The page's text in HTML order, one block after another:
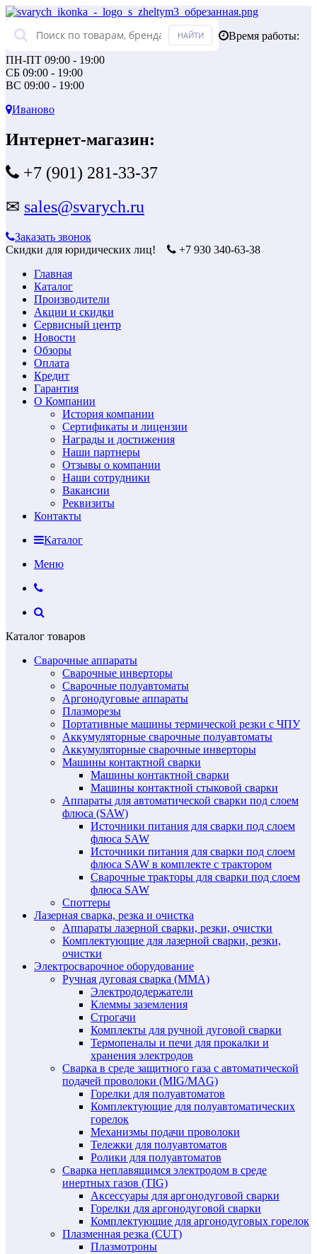
Время работы:
ПН-ПТ 09:00 - 19:00
СБ 09:00 - 19:00
ВС 09:00 - 19:00
Иваново
Интернет-магазин:
+7 (901) 281-33-37
✉ sales@svarych.ru
Заказать звонок
Скидки для юридических лиц!
+7 930 340-63-38
Главная
Каталог
Производители
Акции и скидки
Сервисный центр
Новости
Обзоры
Оплата
Кредит
Гарантия
О Компании
История компании
Сертификаты и лицензии
Награды и достижения
Наши партнеры
Отзывы о компании
Наши сотрудники
Вакансии
Реквизиты
Контакты
Каталог
Меню
Каталог товаров
Сварочные аппараты
Сварочные инверторы
Сварочные полуавтоматы
Аргонодуговые аппараты
Плазморезы
Портативные машины термической резки с ЧПУ
Аккумуляторные сварочные полуавтоматы
Аккумуляторные сварочные инверторы
Машины контактной сварки
Машины контактной сварки
Машины контактной стыковой сварки
Аппараты для автоматической сварки под слоем
флюса (SAW)
Источники питания для сварки под слоем
флюса SAW
Источники питания для сварки под слоем
флюса SAW в комплекте с трактором
Сварочные тракторы для сварки под слоем
флюса SAW
Споттеры
Лазерная сварка, резка и очистка
Аппараты лазерной сварки, резки, очистки
Комплектующие для лазерной сварки, резки,
очистки
Электросварочное оборудование
Ручная дуговая сварка (MMA)
Электрододержатели
Клеммы заземления
Строгачи
Комплекты для ручной дуговой сварки
Термопеналы и печи для прокалки и
хранения электродов
Сварка в среде защитного газа с автоматической
подачей проволоки (MIG/MAG)
Горелки для полуавтоматов
Комплектующие для полуавтоматических
горелок
Механизмы подачи проволоки
Тележки для полуавтоматов
Ролики для полуавтоматов
Сварка неплавящимся электродом в среде
инертных газов (TIG)
Аксессуары для аргонодуговой сварки
Горелки для аргонодуговой сварки
Комплектующие для аргонодуговых горелок
Плазменная резка (CUT)
Плазмотроны